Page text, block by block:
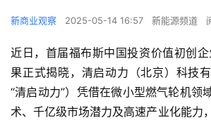
新商业观察 2025-05-14 16:57 新能源频道
近日，首届福布斯中国投资价值初创
果正式揭晓，清启动力（北京）科技
“清启动力”）凭借在微小型燃气轮机领
术、千亿级市场潜力及高速产业化能力